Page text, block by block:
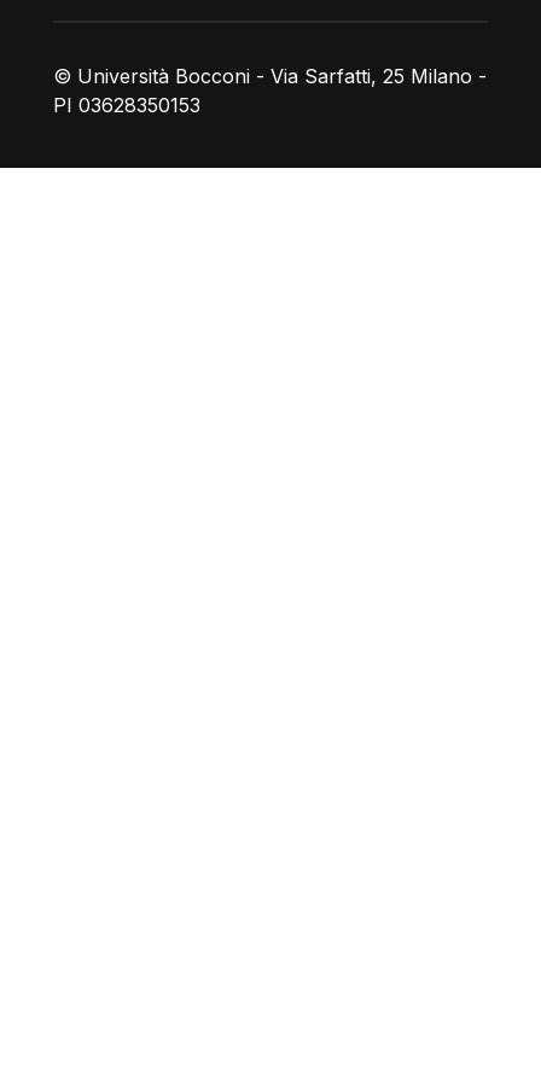
© Università Bocconi - Via Sarfatti, 25 Milano -
PI 03628350153